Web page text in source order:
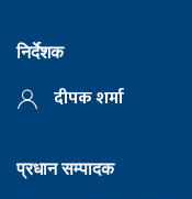
निर्देशक
दीपक शर्मा
प्रधान सम्पादक